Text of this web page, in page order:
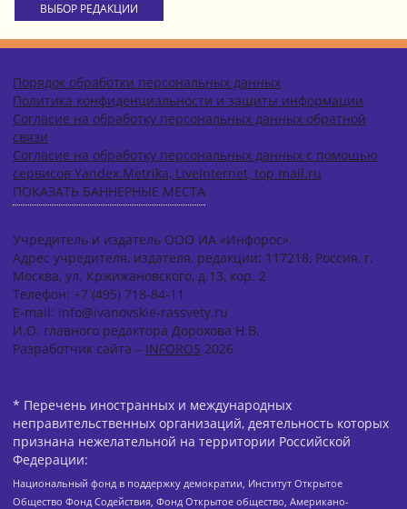
ВЫБОР РЕДАКЦИИ
Порядок обработки персональных данных
Политика конфиденциальности и защиты информации
Согласие на обработку персональных данных обратной
связи
Согласие на обработку персональных данных с помощью
сервисов Yandex.Metrika, LiveInternet, top.mail.ru
ПОКАЗАТЬ БАННЕРНЫЕ МЕСТА
Учредитель и издатель ООО ИА «Инфорос».
Адрес учредителя, издателя, редакции: 117218, Россия, г.
Москва, ул. Кржижановского, д.13, кор. 2
Телефон: +7 (495) 718-84-11
E-mail: info@ivanovskie-rassvety.ru
И.О. главного редактора Дорохова Н.В.
Разработчик сайта – INFOROS 2026
* Перечень иностранных и международных
неправительственных организаций, деятельность которых
признана нежелательной на территории Российской
Федерации:
Национальный фонд в поддержку демократии, Институт Открытое
Общество Фонд Содействия, Фонд Открытое общество, Американо-